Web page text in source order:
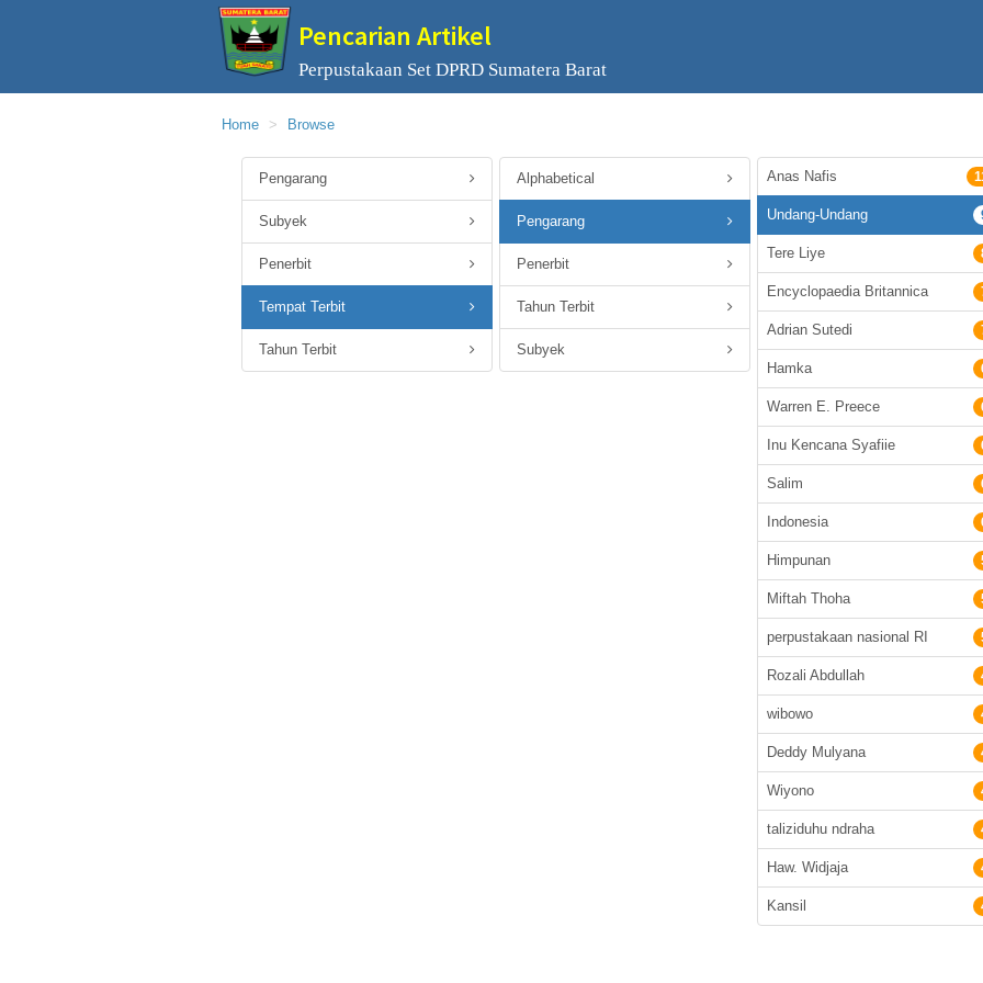
Pencarian Artikel
Perpustakaan Set DPRD Sumatera Barat
Home Browse
Pengarang
Subyek
Penerbit
Tempat Terbit
Tahun Terbit
Alphabetical
Pengarang
Penerbit
Tahun Terbit
Subyek
Anas Nafis
Undang-Undang
Tere Liye
Encyclopaedia Britannica
Adrian Sutedi
Hamka
Warren E. Preece
Inu Kencana Syafiie
Salim
Indonesia
Himpunan
Miftah Thoha
perpustakaan nasional RI
Rozali Abdullah
wibowo
Deddy Mulyana
Wiyono
taliziduhu ndraha
Haw. Widjaja
Kansil